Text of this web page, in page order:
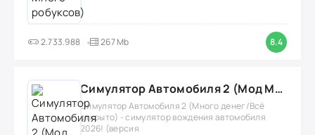
2.733.988 267 Mb 8.4
Симулятор Автомобиля 2 (Мод Много денег/Всё открыто)
Симулятор Автомобиля 2 (Много денег/Всё
открыто) - симулятор вождения автомобиля
2026! (версия